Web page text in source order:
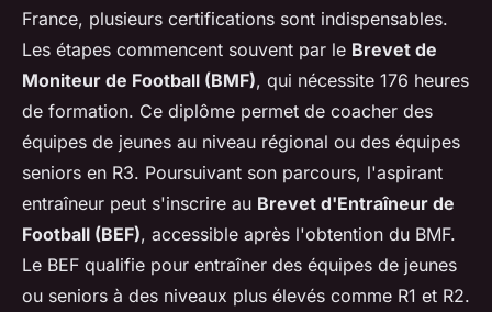
France, plusieurs certifications sont indispensables.
Les étapes commencent souvent par le Brevet de
Moniteur de Football (BMF), qui nécessite 176 heures
de formation. Ce diplôme permet de coacher des
équipes de jeunes au niveau régional ou des équipes
seniors en R3. Poursuivant son parcours, l'aspirant
entraîneur peut s'inscrire au Brevet d'Entraîneur de
Football (BEF), accessible après l'obtention du BMF.
Le BEF qualifie pour entraîner des équipes de jeunes
ou seniors à des niveaux plus élevés comme R1 et R2.